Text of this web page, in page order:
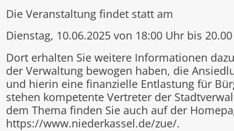
Die Veranstaltung findet statt am
Dienstag, 10.06.2025 von 18:00 Uhr bis
Dort erhalten Sie weitere Informationen
der Verwaltung bewogen haben, die
und hierin eine finanzielle Entlastung für
stehen kompetente Vertreter der
dem Thema finden Sie auch auf der
https://www.niederkassel.de/zue/.